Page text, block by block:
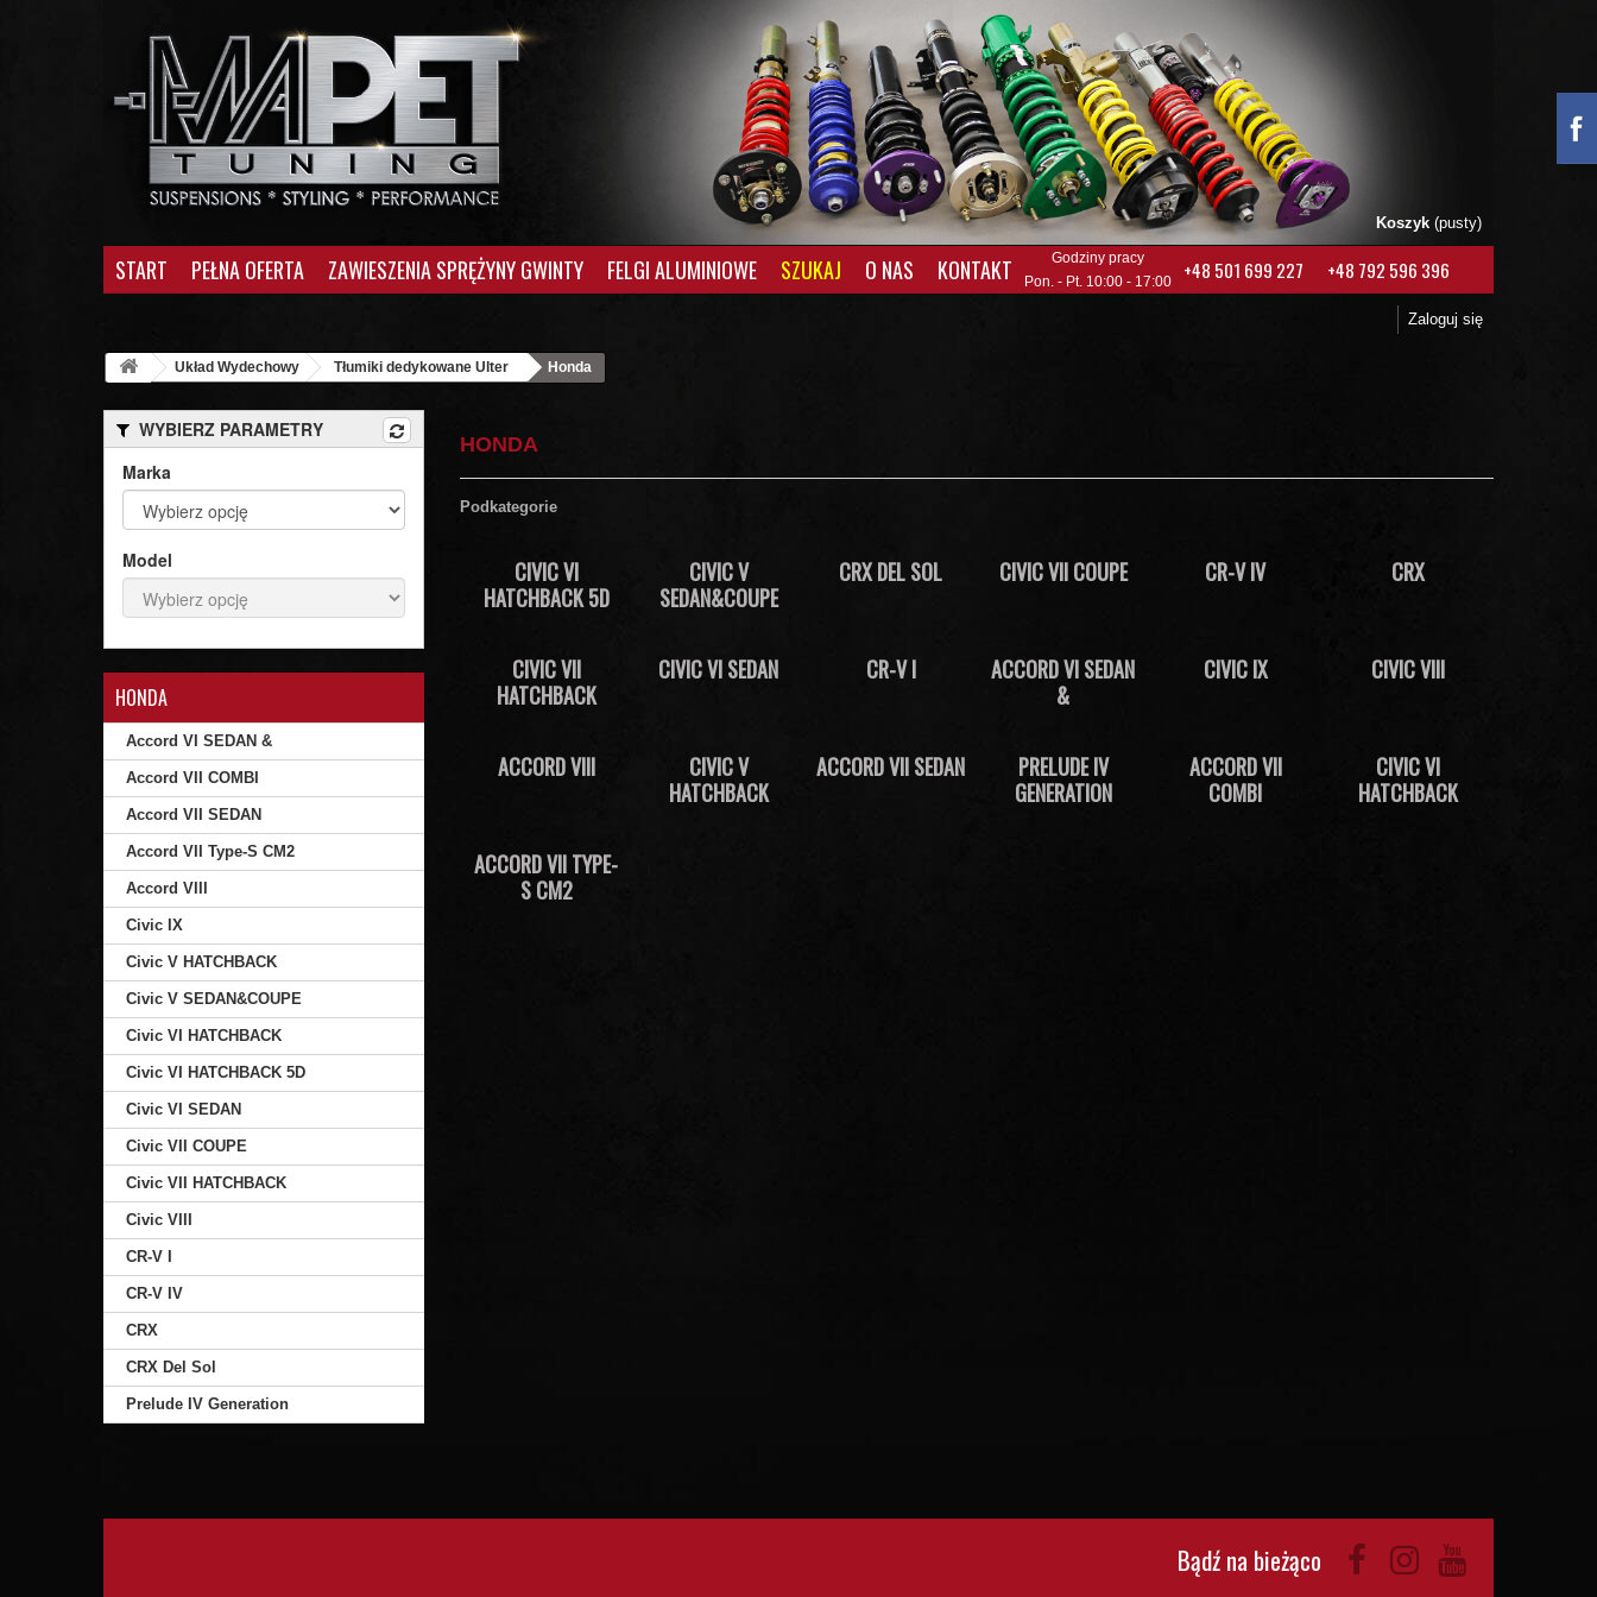
Koszyk (pusty)
START PEŁNA OFERTA ZAWIESZENIA SPRĘŻYNY GWINTY FELGI ALUMINIOWE SZUKAJ O NAS KONTAKT
Godziny pracy
Pon. - Pt. 10:00 - 17:00
+48 501 699 227 +48 792 596 396
Zaloguj się
Układ Wydechowy Tłumiki dedykowane Ulter Honda
WYBIERZ PARAMETRY
Marka
Model
HONDA
Accord VI SEDAN &
Accord VII COMBI
Accord VII SEDAN
Accord VII Type-S CM2
Accord VIII
Civic IX
Civic V HATCHBACK
Civic V SEDAN&COUPE
Civic VI HATCHBACK
Civic VI HATCHBACK 5D
Civic VI SEDAN
Civic VII COUPE
Civic VII HATCHBACK
Civic VIII
CR-V I
CR-V IV
CRX
CRX Del Sol
Prelude IV Generation
HONDA
Podkategorie
CIVIC VI
HATCHBACK 5D
CIVIC V
SEDAN&COUPE
CRX DEL SOL CIVIC VII COUPE CR-V IV CRX
CIVIC VII
HATCHBACK
CIVIC VI SEDAN CR-V I
ACCORD VI SEDAN
&
CIVIC IX CIVIC VIII
ACCORD VIII
CIVIC V
HATCHBACK
ACCORD VII SEDAN
PRELUDE IV
GENERATION
ACCORD VII
COMBI
CIVIC VI
HATCHBACK
ACCORD VII TYPE-
S CM2
Bądź na bieżąco